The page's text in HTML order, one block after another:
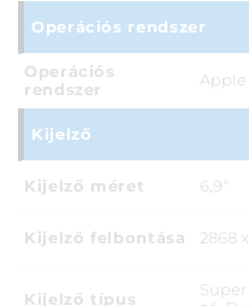
Operációs rendszer
Operációs
rendszer
Apple
Kijelző
Kijelző méret 6,9"
Kijelző felbontása 2868
Kijelző típus